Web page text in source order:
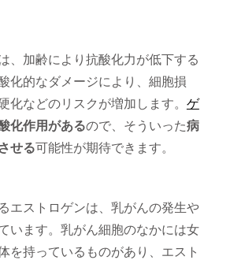
、加齢により抗酸化力が低下する
化的なダメージにより、細胞損
化などのリスクが増加します。 ゲ
化作用があるので、そういった病
せる可能性が期待できます。
エストロゲンは、乳がんの発生や
います。乳がん細胞のなかには女
を持っているものがあり、エスト